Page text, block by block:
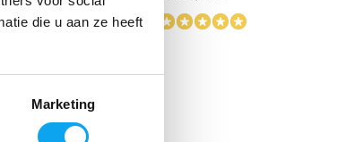
die u aan ze heeft
Marketing